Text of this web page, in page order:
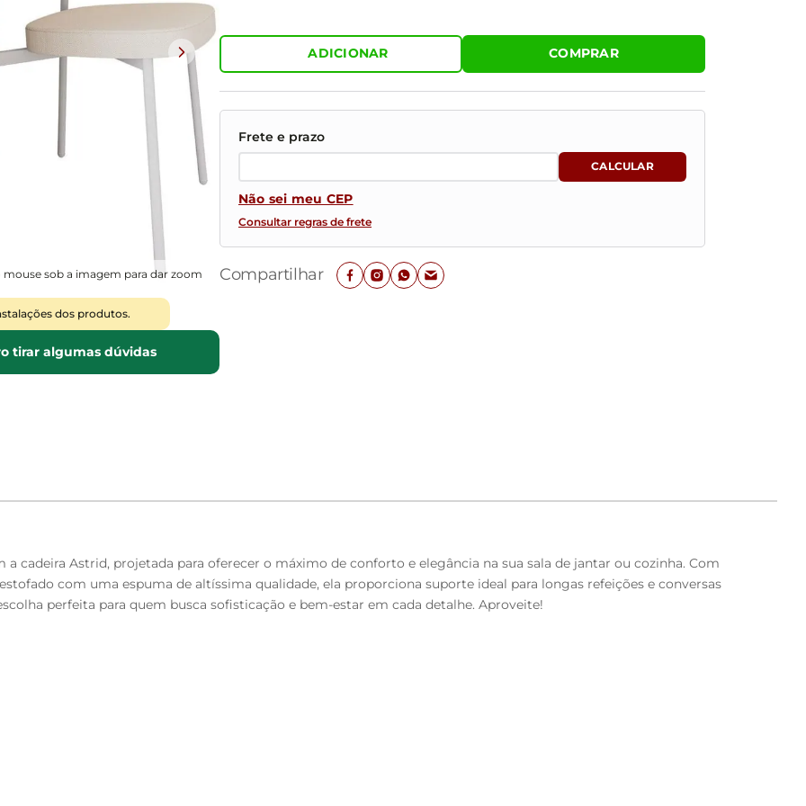
Baú Organizador
Ver todos
mouse sob a imagem para dar zoom
dos produtos.
tirar algumas dúvidas
ADICIONAR COMPRAR
Não sei meu CEP
Consultar regras de frete
Compartilhar
cadeira Astrid, projetada para oferecer o máximo de conforto e elegância na sua sala de jantar ou cozinha. Com
com uma espuma de altíssima qualidade, ela proporciona suporte ideal para longas refeições e conversas
perfeita para quem busca sofisticação e bem-estar em cada detalhe. Aproveite!